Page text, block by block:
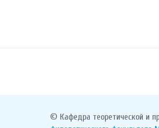
© Кафедра теоретической и